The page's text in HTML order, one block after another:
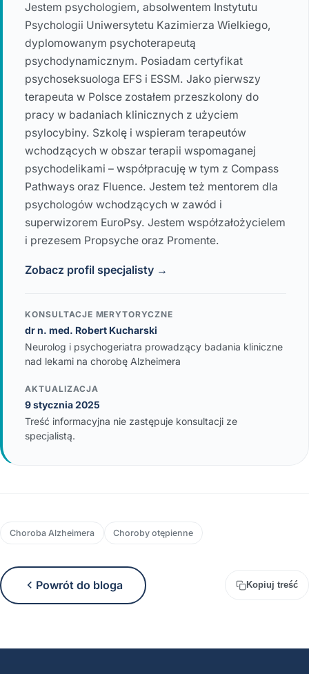
Jestem psychologiem, absolwentem Instytutu
Psychologii Uniwersytetu Kazimierza Wielkiego,
dyplomowanym psychoterapeutą
psychodynamicznym. Posiadam certyfikat
psychoseksuologa EFS i ESSM. Jako pierwszy
terapeuta w Polsce zostałem przeszkolony do
pracy w badaniach klinicznych z użyciem
psylocybiny. Szkolę i wspieram terapeutów
wchodzących w obszar terapii wspomaganej
psychodelikami – współpracuję w tym z Compass
Pathways oraz Fluence. Jestem też mentorem dla
psychologów wchodzących w zawód i
superwizorem EuroPsy. Jestem współzałożycielem
i prezesem Propsyche oraz Promente.
Zobacz profil specjalisty →
KONSULTACJE MERYTORYCZNE
dr n. med. Robert Kucharski
Neurolog i psychogeriatra prowadzący badania kliniczne
nad lekami na chorobę Alzheimera
AKTUALIZACJA
9 stycznia 2025
Treść informacyjna nie zastępuje konsultacji ze
specjalistą.
Choroba Alzheimera Choroby otępienne
Powrót do bloga Kopiuj treść